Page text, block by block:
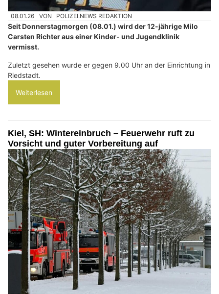
08.01.26 VON POLIZEI.NEWS REDAKTION
Seit Donnerstagmorgen (08.01.) wird der 12-jährige Milo
Carsten Richter aus einer Kinder- und Jugendklinik
vermisst.
Zuletzt gesehen wurde er gegen 9.00 Uhr an der Einrichtung in
Riedstadt.
Weiterlesen
Kiel, SH: Wintereinbruch – Feuerwehr ruft zu
Vorsicht und guter Vorbereitung auf